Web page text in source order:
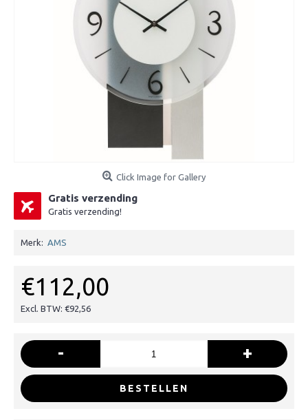
Click Image for Gallery
Gratis verzending
Gratis verzending!
Merk: AMS
€112,00
Excl. BTW: €92,56
- +
BESTELLEN